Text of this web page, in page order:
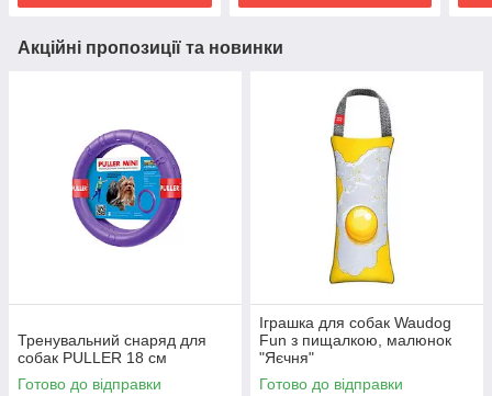
Акційні пропозиції та новинки
Тренувальний снаряд для
собак PULLER 18 см
Готово до відправки
Іграшка для собак Waudog
Fun з пищалкою, малюнок
"Яєчня"
Готово до відправки